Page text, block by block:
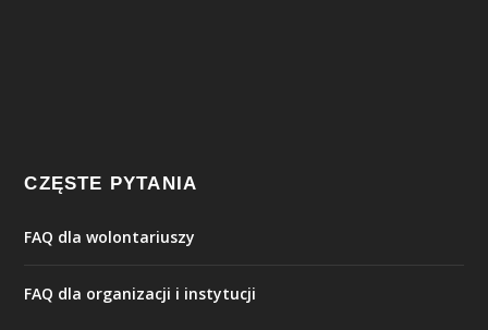
CZĘSTE PYTANIA
FAQ dla wolontariuszy
FAQ dla organizacji i instytucji